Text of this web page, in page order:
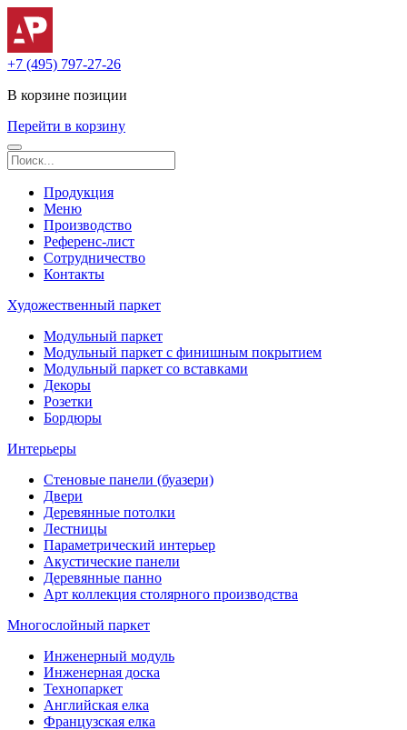
+7 (495) 797-27-26
В корзине позиции
Перейти в корзину
Продукция
Меню
Производство
Референс-лист
Сотрудничество
Контакты
Художественный паркет
Модульный паркет
Модульный паркет с финишным покрытием
Модульный паркет со вставками
Декоры
Розетки
Бордюры
Интерьеры
Стеновые панели (буазери)
Двери
Деревянные потолки
Лестницы
Параметрический интерьер
Акустические панели
Деревянные панно
Арт коллекция столярного производства
Многослойный паркет
Инженерный модуль
Инженерная доска
Технопаркет
Английская елка
Французская елка